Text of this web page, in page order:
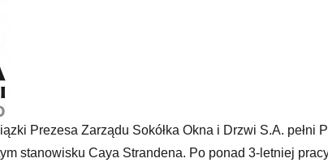
Prezesa Zarządu Sokółka Okna i Drzwi S.A. pełni
stanowisku Caya Strandena. Po ponad 3-letniej